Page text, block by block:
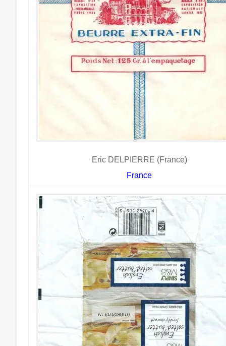
Eric DELPIERRE (France)
France